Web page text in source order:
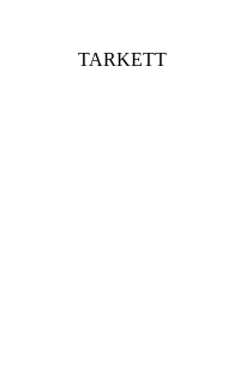
TARKETT